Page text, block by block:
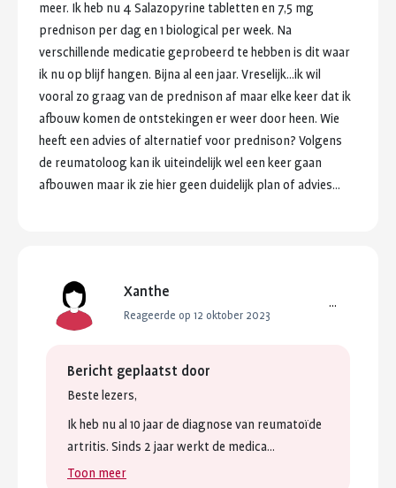
meer. Ik heb nu 4 Salazopyrine tabletten en 7,5 mg
prednison perdag en 1 biological perweek. Na
verschillende medicatie geprobeerd te hebben is dit waar
ik nuop blijf hangen. Bijnaal een jaar. Vreselijk...ik wil
vooral zo graag van de prednison af maarelke keerdat ik
afbouwkomen de ontstekingen erweerdoorheen. Wie
heeft een advies of alternatief voor prednison? Volgens
de reumatoloog kan ik uiteindelijk wel een keergaan
afbouwen maarik zie hiergeen duidelijk plan of advies...
Xanthe
Reageerde op 12 oktober 2023
...
Bericht geplaatst door
Beste lezers,
Ik heb nual 10 jaarde diagnose van reumatoïde
artritis. Sinds 2 jaarwerkt de medica...
Toon meer